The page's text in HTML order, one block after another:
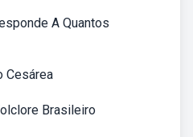
A Quantos
Cesárea
Brasileiro